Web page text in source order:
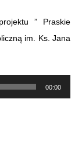
” Praskie
im. Ks. Jana
00:00